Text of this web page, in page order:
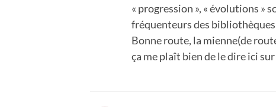
« progression », « évolutions »
fréquenteurs des
Bonne route, la mienne(de
ça me plaît bien de le dire ici